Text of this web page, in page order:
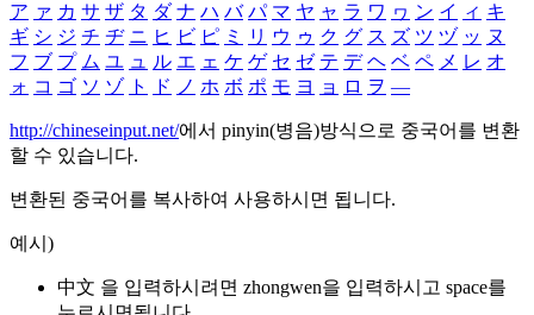
ア ァ カ サ ザ タ ダ ナ ハ バ パ マ ヤ ャ ラ ワ ヮ ン イ ィ キ
ギ シ ジ チ ヂ ニ ヒ ビ ピ ミ リ ウ ゥ ク グ ス ズ ツ ヅ ッ ヌ
フ ブ プ ム ユ ュ ル エ ェ ケ ゲ セ ゼ テ デ ヘ ベ ペ メ レ オ
ォ コ ゴ ソ ゾ ト ド ノ ホ ボ ポ モ ヨ ョ ロ ヲ ―
http://chineseinput.net/에서 pinyin(병음)방식으로 중국어를 변환
할 수 있습니다.
변환된 중국어를 복사하여 사용하시면 됩니다.
예시)
中文 을 입력하시려면 zhongwen을 입력하시고 space를